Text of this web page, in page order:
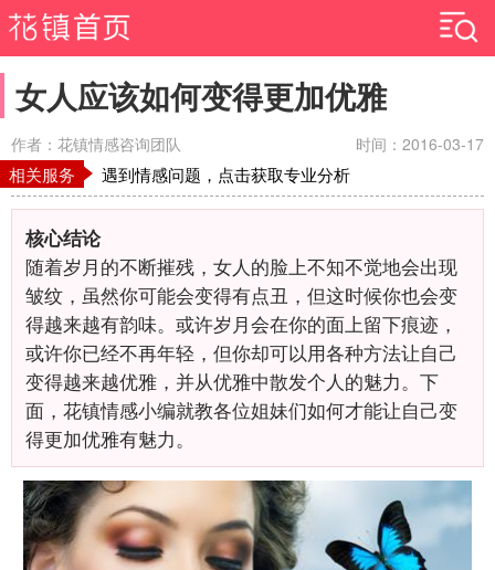
女人应该如何变得更加优雅
作者：花镇情感咨询团队 时间：2016-03-17
相关服务 遇到情感问题，点击获取专业分析
核心结论
随着岁月的不断摧残，女人的脸上不知不觉地会出现
皱纹，虽然你可能会变得有点丑，但这时候你也会变
得越来越有韵味。或许岁月会在你的面上留下痕迹，
或许你已经不再年轻，但你却可以用各种方法让自己
变得越来越优雅，并从优雅中散发个人的魅力。下
面，花镇情感小编就教各位姐妹们如何才能让自己变
得更加优雅有魅力。